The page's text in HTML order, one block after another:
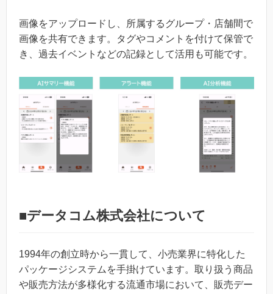
画像をアップロードし、所属するグループ・店舗間で
画像を共有できます。タグやコメントを付けて保管で
き、過去イベントなどの記録として活用も可能です。
■データコム株式会社について
1994年の創立時から一貫して、小売業界に特化した
パッケージシステムを手掛けています。取り扱う商品
や販売方法が多様化する流通市場において、販売デー